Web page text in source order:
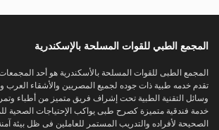
المجمع الطبي للقوات المسلحة بالإسكندرية
المجمع الطبى للقوات المسلحة بالأسكندرية هو أحد المجمعات
تقدم خدمه طبية ذات جوده لجميع المصريين والأشقاء العرب
وسائل التقنية الطبية تحت إشراف فريق متميز من أطباء وتمريض
خدمة فندقية متميزة كصرح طبى يواكب الإحتياجات الصحية
الصحيحة لأفراده والتدريب المستمر للعاملين فى ظل بيئة